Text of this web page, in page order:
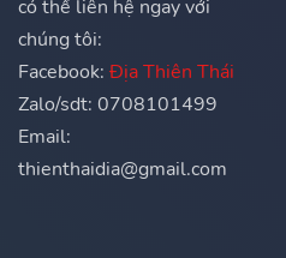
có thể liên hệ ngay với
chúng tôi:
Facebook: Địa Thiên Thái
Zalo/sdt: 0708101499
Email:
thienthaidia@gmail.com